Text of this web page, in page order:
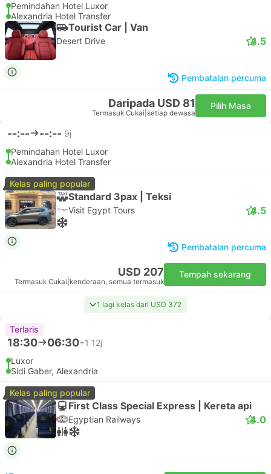
Pemindahan Hotel Luxor
Alexandria Hotel Transfer
Tourist Car | Van
Desert Drive 4.5
Pembatalan percuma
Daripada USD 81
Termasuk Cukai setiap dewasa
Pilih Masa
--:-- --:-- 9j
Pemindahan Hotel Luxor
Alexandria Hotel Transfer
Kelas paling popular
Standard 3pax | Teksi
Visit Egypt Tours 4.5
Pembatalan percuma
USD 207
Termasuk Cukai kenderaan, semua termasuk
Tempah sekarang
1 lagi kelas dari USD 372
Terlaris
18:30 06:30+1 12j
Luxor
Sidi Gaber, Alexandria
Kelas paling popular
First Class Special Express | Kereta api
Egyptian Railways 4.0